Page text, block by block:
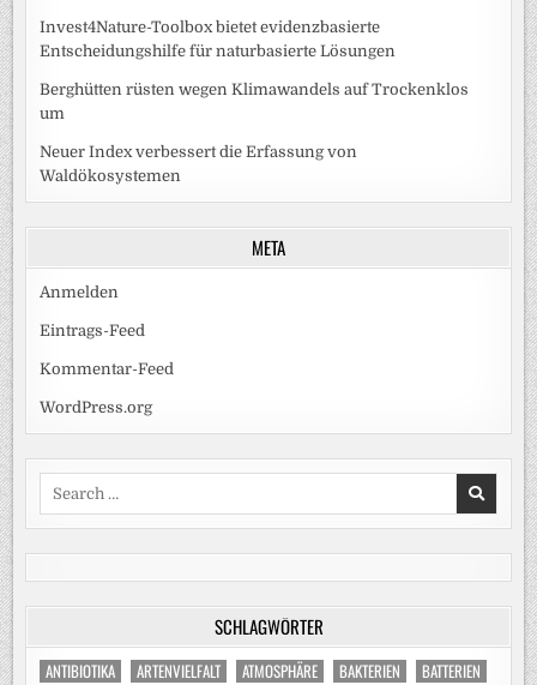
Invest4Nature-Toolbox bietet evidenzbasierte
Entscheidungshilfe für naturbasierte Lösungen
Berghütten rüsten wegen Klimawandels auf Trockenklos
um
Neuer Index verbessert die Erfassung von
Waldökosystemen
META
Anmelden
Eintrags-Feed
Kommentar-Feed
WordPress.org
Search
SCHLAGWÖRTER
ANTIBIOTIKA ARTENVIELFALT ATMOSPHÄRE BAKTERIEN
BATTERIEN